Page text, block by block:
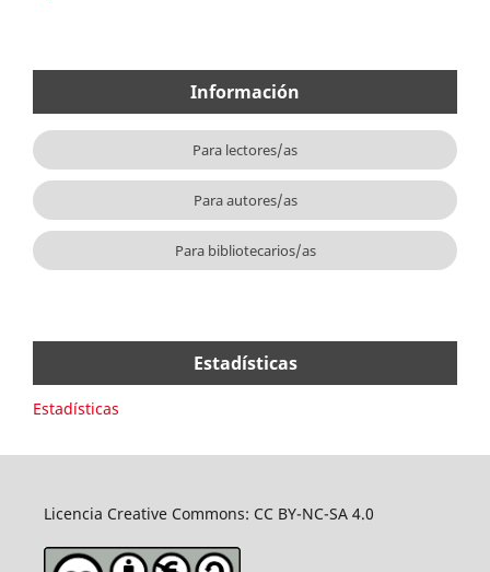
Información
Para lectores/as
Para autores/as
Para bibliotecarios/as
Estadísticas
Estadísticas
Licencia Creative Commons: CC BY-NC-SA 4.0